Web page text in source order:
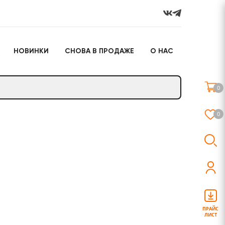
НОВИНКИ СНОВА В ПРОДАЖЕ О НАС
Настольные игры
Подарочные наборы
Слайм
0
0
ПРАЙС
ЛИСТ